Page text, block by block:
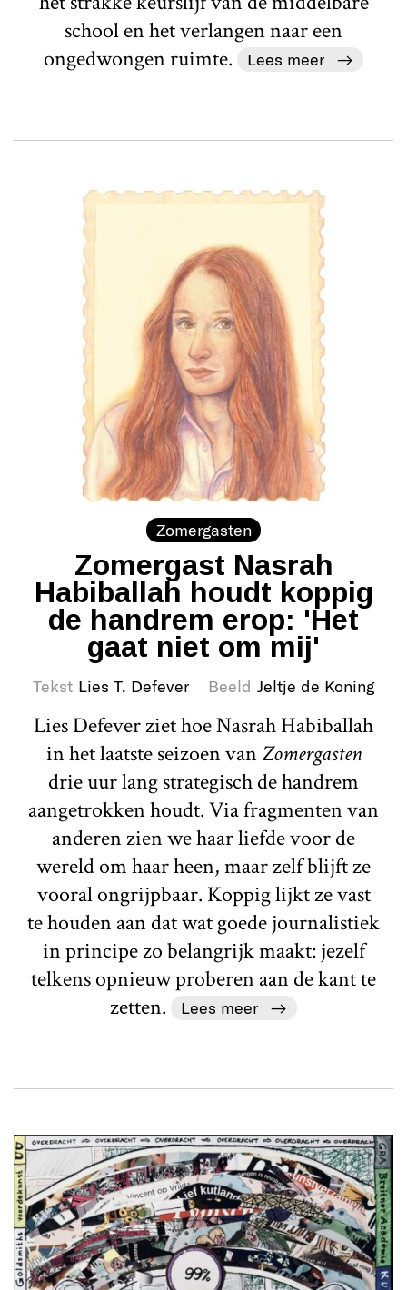
school en het verlangen naar een
ongedwongen ruimte.
Lees meer
Zomergasten
Zomergast Nasrah
Habiballah houdt koppig
de handrem erop: 'Het
gaat niet om mij'
Tekst Lies T. Defever Beeld Jeltje de Koning
Lies Defever ziet hoe Nasrah Habiballah
in het laatste seizoen vanZomergasten
drie uur lang strategisch de handrem
aangetrokken houdt. Via fragmenten van
anderen zien we haar liefde voor de
wereld om haar heen, maar zelf blijft ze
vooral ongrijpbaar. Koppig lijkt ze vast
te houden aan dat wat goede journalistiek
in principe zo belangrijk maakt: jezelf
telkens opnieuw proberen aan de kant te
zetten.
Lees meer